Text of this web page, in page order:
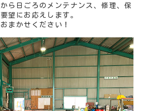
ら日ごろのメンテナンス、修理、保
望にお応えします。
まかせください！